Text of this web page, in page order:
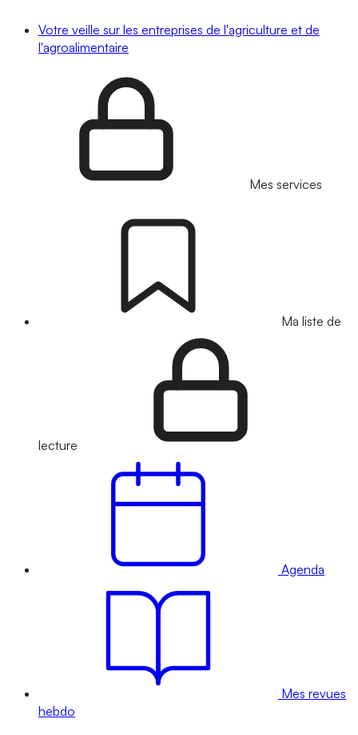
Votre veille sur les entreprises de l'agriculture et de
l'agroalimentaire
Mes services
Ma liste de
lecture
Agenda
Mes revues
hebdo